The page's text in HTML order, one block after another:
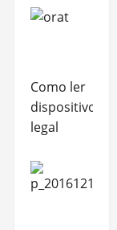
Como ler
dispositivo
legal